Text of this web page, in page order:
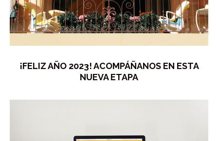
¡FELIZ AÑO 2023! ACOMPÁÑANOS EN ESTA
NUEVA ETAPA